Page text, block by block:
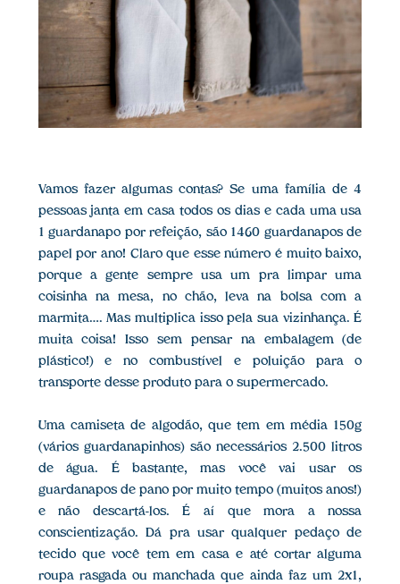
Vamos fazer algumas contas? Se uma família de 4
pessoas janta em casa todos os dias e cada uma usa
1 guardanapo por refeição, são 1460 guardanapos de
papel por ano! Claro que esse número é muito baixo,
porque a gente sempre usa um pra limpar uma
coisinha na mesa, no chão, leva na bolsa com a
marmita…. Mas multiplica isso pela sua vizinhança. É
muita coisa! Isso sem pensar na embalagem (de
plástico!) e no combustível e poluição para o
transporte desse produto para o supermercado.
Uma camiseta de algodão, que tem em média 150g
(vários guardanapinhos) são necessários 2.500 litros
de água. É bastante, mas você vai usar os
guardanapos de pano por muito tempo (muitos anos!)
e não descartá-los. É aí que mora a nossa
conscientização. Dá pra usar qualquer pedaço de
tecido que você tem em casa e até cortar alguma
roupa rasgada ou manchada que ainda faz um 2x1,